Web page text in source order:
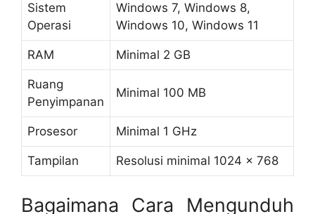
Sistem
Operasi
Windows 7, Windows 8,
Windows 10, Windows 11
RAM Minimal 2 GB
Ruang
Penyimpanan
Minimal 100 MB
Prosesor Minimal 1 GHz
Tampilan Resolusi minimal 1024 x 768
Bagaimana Cara Mengunduh